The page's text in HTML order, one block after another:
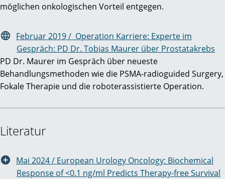
möglichen onkologischen Vorteil entgegen.
Februar 2019 / Operation Karriere: Experte im
Gespräch: PD Dr. Tobias Maurer über Prostatakrebs
PD Dr. Maurer im Gespräch über neueste
Behandlungsmethoden wie die PSMA-radioguided Surgery,
Fokale Therapie und die roboterassistierte Operation.
Literatur
Mai 2024 / European Urology Oncology: Biochemical
Response of <0.1 ng/ml Predicts Therapy-free Survival